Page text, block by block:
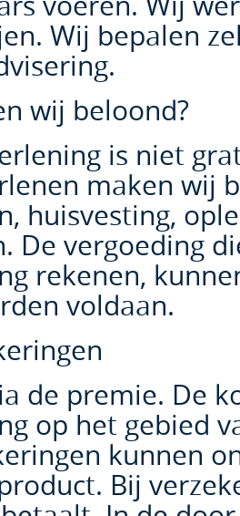
Wij bepalen
wij beloond?
is niet
maken wij
huisvesting,
De vergoeding
rekenen,
voldaan.
de premie. De
op het gebied
kunnen
Bij